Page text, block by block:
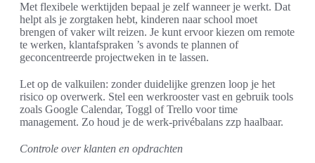
Met flexibele werktijden bepaal je zelf wanneer je werkt. Dat
helpt als je zorgtaken hebt, kinderen naar school moet
brengen of vaker wilt reizen. Je kunt ervoor kiezen om remote
te werken, klantafspraken ’s avonds te plannen of
geconcentreerde projectweken in te lassen.
Let op de valkuilen: zonder duidelijke grenzen loop je het
risico op overwerk. Stel een werkrooster vast en gebruik tools
zoals Google Calendar, Toggl of Trello voor time
management. Zo houd je de werk-privébalans zzp haalbaar.
Controle over klanten en opdrachten